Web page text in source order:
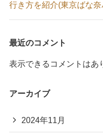
行き方を紹介(東京ばな
最近のコメント
表示できるコメントはあ
アーカイブ
2024年11月